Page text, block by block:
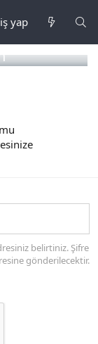
yap
belirtiniz. Şifre
gönderilecektir.